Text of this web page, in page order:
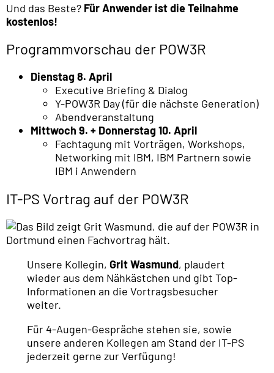
Und das Beste? Für Anwender ist die Teilnahme
kostenlos!
Programmvorschau der POW3R
Dienstag 8. April
Executive Briefing & Dialog
Y-POW3R Day (für die nächste Generation)
Abendveranstaltung
Mittwoch 9. + Donnerstag 10. April
Fachtagung mit Vorträgen, Workshops,
Networking mit IBM, IBM Partnern sowie
IBM i Anwendern
IT-PS Vortrag auf der POW3R
Unsere Kollegin,Grit Wasmund, plaudert
wieder aus dem Nähkästchen und gibt Top-
Informationen an die Vortragsbesucher
weiter.
Für 4-Augen-Gespräche stehen sie, sowie
unsere anderen Kollegen am Stand der IT-PS
jederzeit gerne zur Verfügung!